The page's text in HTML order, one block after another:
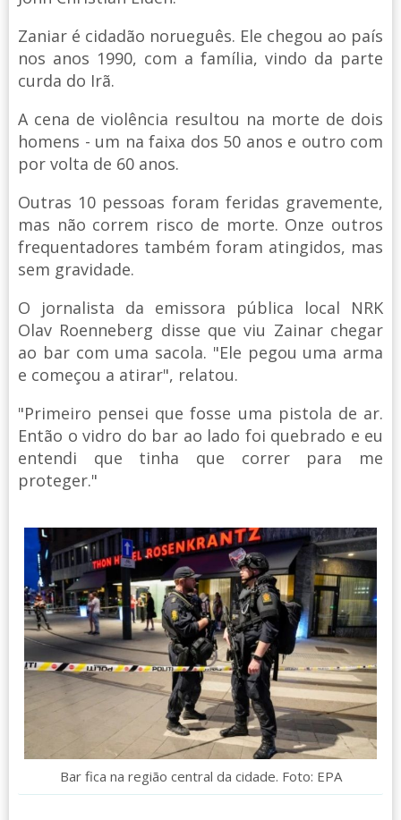
Zaniar é cidadão norueguês. Ele chegou ao país
nos anos 1990, com a família, vindo da parte
curda do Irã.
A cena de violência resultou na morte de dois
homens - um na faixa dos 50 anos e outro com
por volta de 60 anos.
Outras 10 pessoas foram feridas gravemente,
mas não correm risco de morte. Onze outros
frequentadores também foram atingidos, mas
sem gravidade.
O jornalista da emissora pública local NRK
Olav Roenneberg disse que viu Zainar chegar
ao bar com uma sacola. "Ele pegou uma arma
e começou a atirar", relatou.
"Primeiro pensei que fosse uma pistola de ar.
Então o vidro do bar ao lado foi quebrado e eu
entendi que tinha que correr para me
proteger."
Bar fica na região central da cidade. Foto: EPA